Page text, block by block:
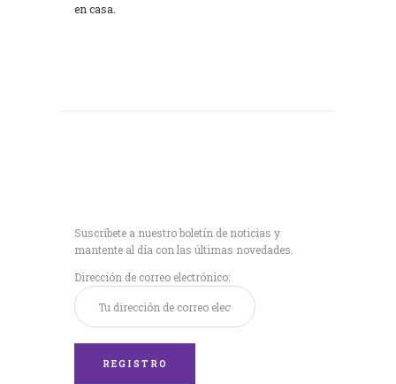
en casa.
Suscríbete a nuestro boletín de noticias y
mantente al día con las últimas novedades.
Dirección de correo electrónico: